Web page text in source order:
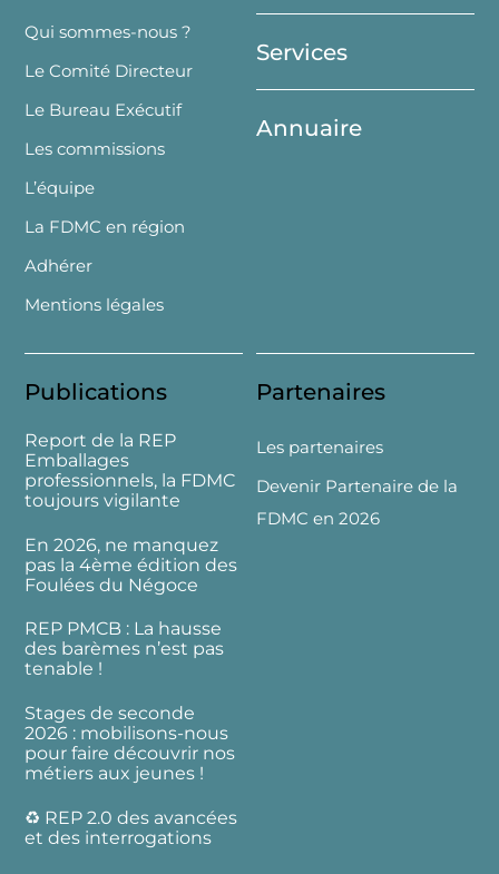
Top
Qui sommes-nous ?
Le Comité Directeur
Le Bureau Exécutif
Les commissions
L’équipe
La FDMC en région
Adhérer
Mentions légales
Services
Annuaire
Publications
Report de la REP
Emballages
professionnels, la FDMC
toujours vigilante
En 2026, ne manquez
pas la 4ème édition des
Foulées du Négoce
REP PMCB : La hausse
des barèmes n’est pas
tenable !
Stages de seconde
2026 : mobilisons-nous
pour faire découvrir nos
métiers aux jeunes !
♻️ REP 2.0 des avancées
et des interrogations
Partenaires
Les partenaires
Devenir Partenaire de la
FDMC en 2026